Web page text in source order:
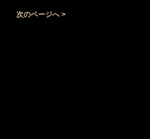
次のページへ >